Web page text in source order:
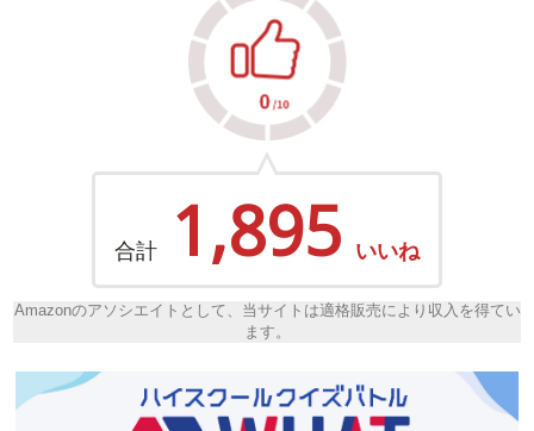
合計 1,895 いいね
Amazonのアソシエイトとして、当サイトは適格販売により収入を得てい
ます。